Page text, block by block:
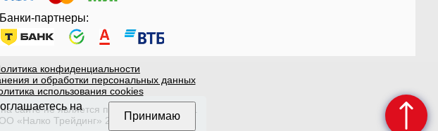
Банки-партнеры:
конфиденциальности
и обработки персональных данных
использования cookies
сайте не является публичной офертой.
«Налко Трейдинг» 2012-2026
на